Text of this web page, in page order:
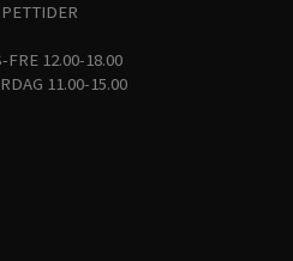
FRE 12.00-18.00
11.00-15.00